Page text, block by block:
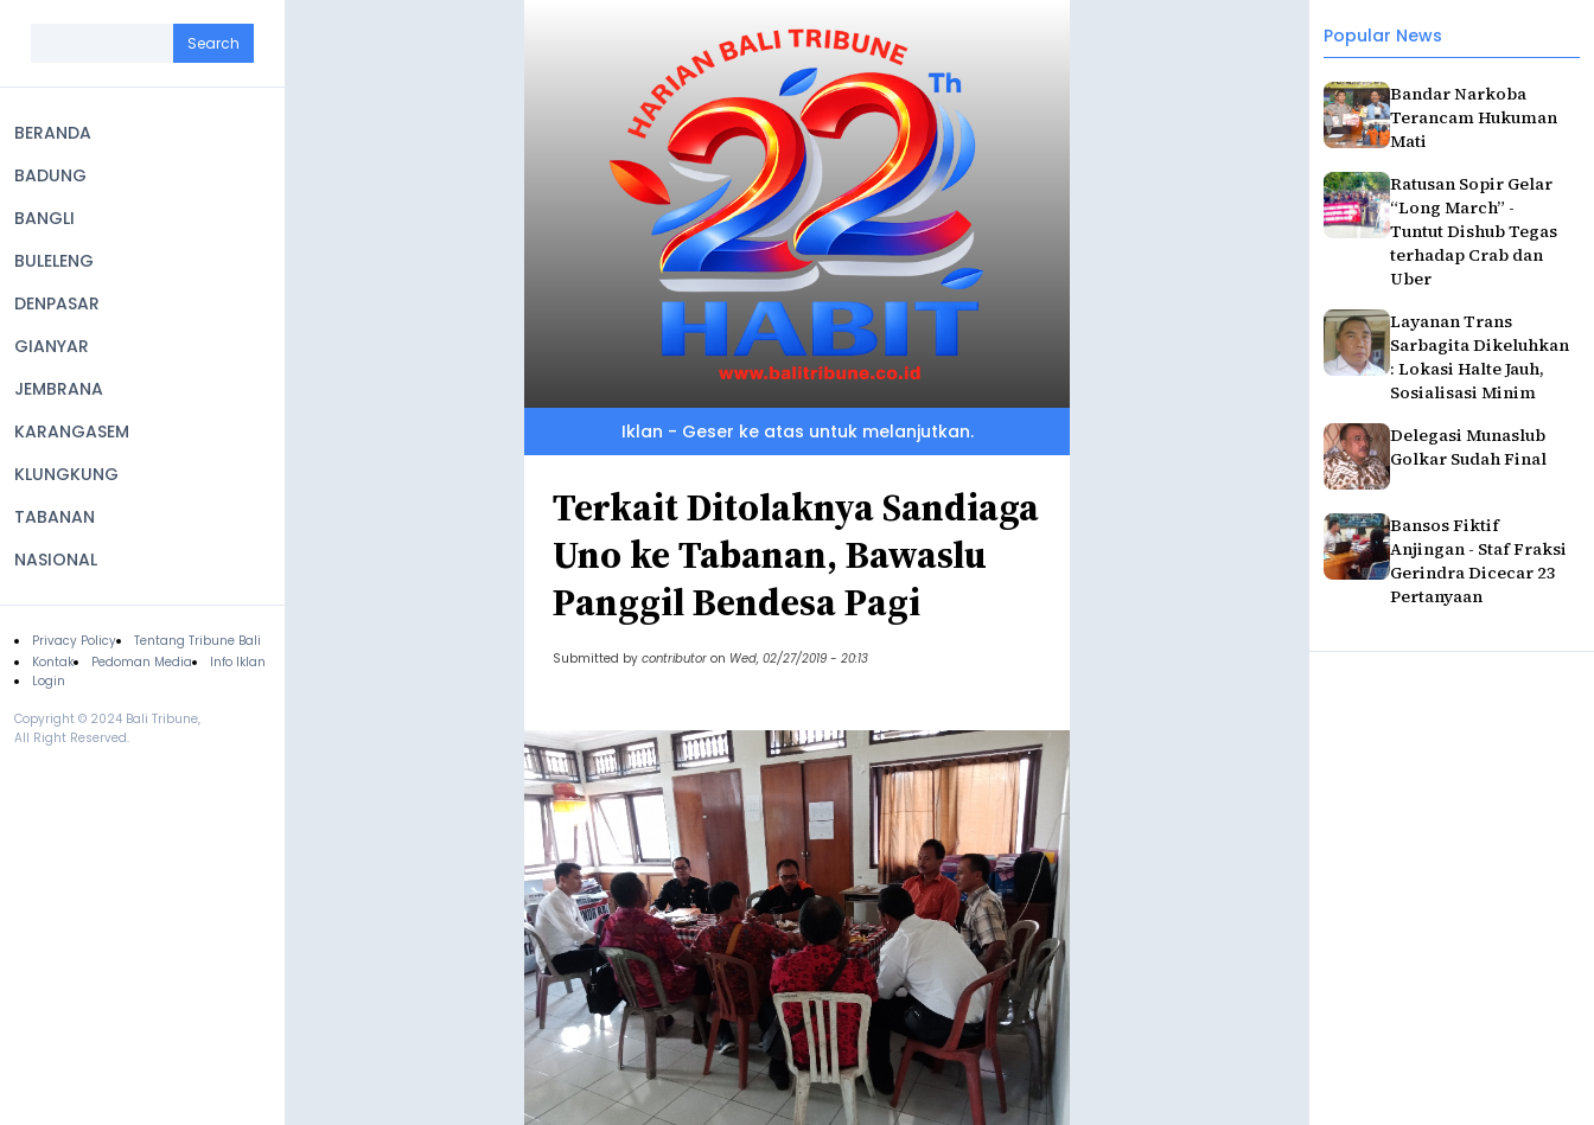
navigation
BERANDA
BADUNG
BANGLI
BULELENG
DENPASAR
GIANYAR
JEMBRANA
KARANGASEM
KLUNGKUNG
TABANAN
NASIONAL
Footer
Privacy Policy
Tentang Tribune Bali
Kontak
Pedoman Media
Info Iklan
Login
Copyright © 2024 Bali Tribune,
All Right Reserved.
Popular News
Bandar Narkoba
Terancam Hukuman
Mati
Ratusan Sopir Gelar
“Long March” -
Tuntut Dishub Tegas
terhadap Crab dan
Uber
Layanan Trans
Sarbagita Dikeluhkan
: Lokasi Halte Jauh,
Sosialisasi Minim
Delegasi Munaslub
Golkar Sudah Final
Bansos Fiktif
Anjingan - Staf Fraksi
Gerindra Dicecar 23
Pertanyaan
Iklan - Geser ke atas untuk melanjutkan.
Terkait Ditolaknya Sandiaga
Uno ke Tabanan, Bawaslu
Panggil Bendesa Pagi
Submitted by contributor on Wed, 02/27/2019 - 20:13